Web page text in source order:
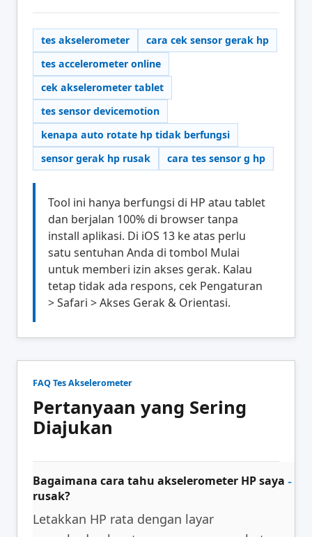
tes akselerometer
cara cek sensor gerak hp
tes accelerometer online
cek akselerometer tablet
tes sensor devicemotion
kenapa auto rotate hp tidak berfungsi
sensor gerak hp rusak
cara tes sensor g hp
Tool ini hanya berfungsi di HP atau tablet
dan berjalan 100% di browser tanpa
install aplikasi. Di iOS 13 ke atas perlu
satu sentuhan Anda di tombol Mulai
untuk memberi izin akses gerak. Kalau
tetap tidak ada respons, cek Pengaturan
> Safari > Akses Gerak & Orientasi.
FAQ Tes Akselerometer
Pertanyaan yang Sering
Diajukan
Bagaimana cara tahu akselerometer HP saya
rusak?
Letakkan HP rata dengan layar